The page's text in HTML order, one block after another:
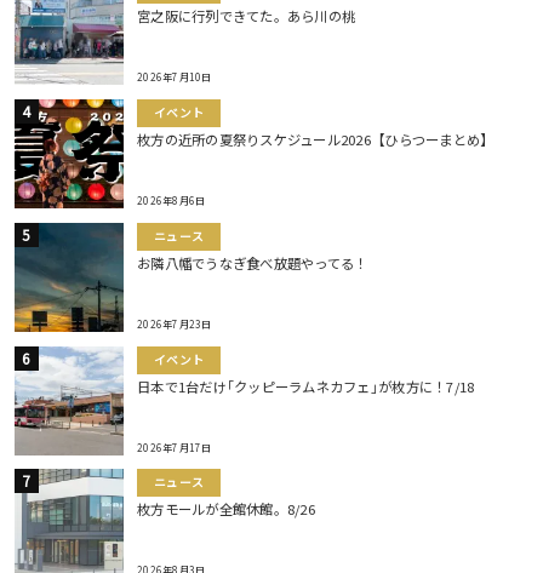
宮之阪に行列できてた。あら川の桃
2026年7月10日
イベント
枚方の近所の夏祭りスケジュール2026【ひらつーまとめ】
2026年8月6日
ニュース
お隣八幡でうなぎ食べ放題やってる！
2026年7月23日
イベント
日本で1台だけ｢クッピーラムネカフェ｣が枚方に！7/18
2026年7月17日
ニュース
枚方モールが全館休館。8/26
2026年8月3日